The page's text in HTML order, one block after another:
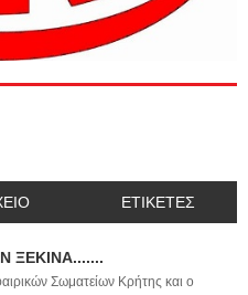
ΕΤΙΚΕΤΕΣ
ΞΕΚΙΝΑ.......
Σωματείων Κρήτης και ο